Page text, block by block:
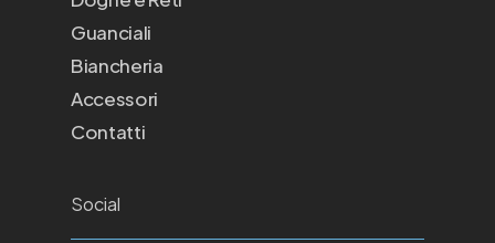
Guanciali
Biancheria
Accessori
Contatti
Social